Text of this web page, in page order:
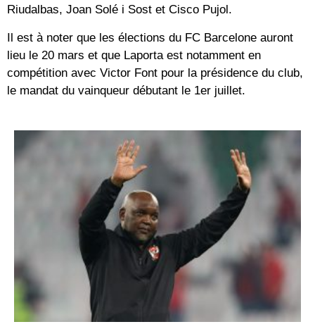
Riudalbas, Joan Solé i Sost et Cisco Pujol.
Il est à noter que les élections du FC Barcelone auront
lieu le 20 mars et que Laporta est notamment en
compétition avec Victor Font pour la présidence du club,
le mandat du vainqueur débutant le 1er juillet.